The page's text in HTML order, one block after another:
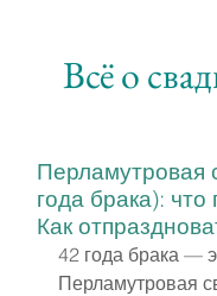
Всё о
Перламутровая
года брака): что
Как
42 года брака —
Перламутровая